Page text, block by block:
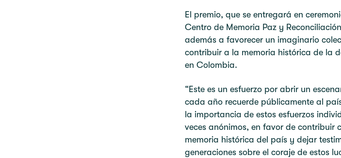
El premio, que se entregará en
Centro de Memoria Paz y
además a favorecer un imaginario
contribuir a la memoria histórica de la
en Colombia.
“Este es un esfuerzo por abrir un
cada año recuerde públicamente al
la importancia de estos esfuerzos
veces anónimos, en favor de contribuir
memoria histórica del país y dejar
generaciones sobre el coraje de estos